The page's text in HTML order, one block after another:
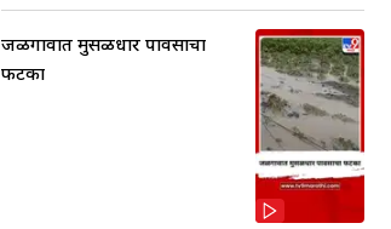
जळगावात मुसळधार पावसाचा
फटका